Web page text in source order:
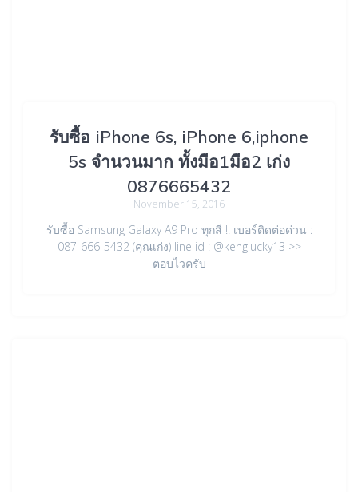
รับซื้อ iPhone 6s, iPhone 6,iphone
5s จำนวนมาก ทั้งมือ1มือ2 เก่ง
0876665432
November 15, 2016
รับซื้อ Samsung Galaxy A9 Pro ทุกสี !! เบอร์ติดต่อด่วน :
087-666-5432 (คุณเก่ง) line id : @kenglucky13 >>
ตอบไวครับ